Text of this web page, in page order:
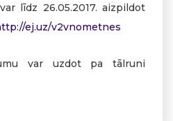
līdz 26.05.2017. aizpildot
ej.uz/v2vnometnes
var uzdot pa tālruni